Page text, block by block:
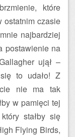
które
ostatnim czasie
najbardziej
postawienie na
ujął –
to udało! Z
nie ma tak
w pamięci tej
stałby się
Flying Birds,